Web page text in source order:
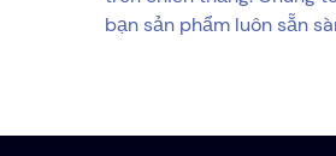
bạn sản phẩm luôn sẵn